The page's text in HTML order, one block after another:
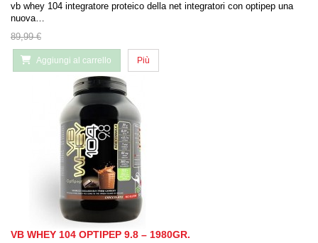
vb whey 104 integratore proteico della net integratori con optipep una
nuova…
89,99 €
Aggiungi al carrello Più
VB WHEY 104 OPTIPEP 9.8 – 1980GR.